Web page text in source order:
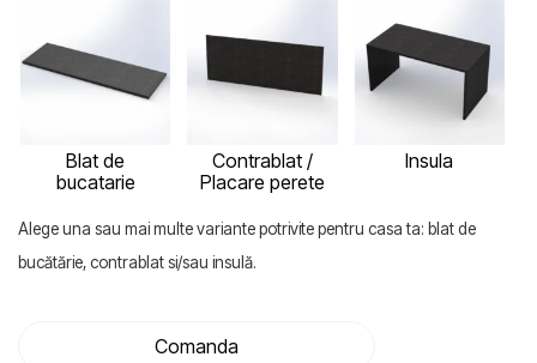
Blat de
bucatarie
Contrablat /
Placare perete
Insula
Alege una sau mai multe variante potrivite pentru casa ta: blat de
bucătărie, contrablat si/sau insulă.
Comanda